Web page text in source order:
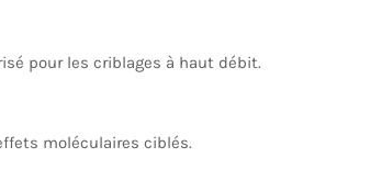
pour les criblages à haut débit.
moléculaires ciblés.